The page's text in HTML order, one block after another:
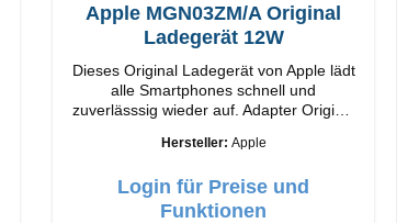
Apple MGN03ZM/A Original
Ladegerät 12W
Dieses Original Ladegerät von Apple lädt
alle Smartphones schnell und
zuverlässsig wieder auf. Adapter Original
Anschlüsse: USB-A Output: 12W Farbe:
Hersteller: Apple
Login für Preise und
Funktionen